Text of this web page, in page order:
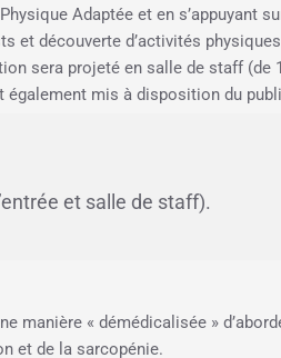
Adaptée et en s’appuyant
et découverte d’activités
sera projeté en salle de staff (de
également mis à disposition du
et salle de staff).
manière « démédicalisée »
et de la sarcopénie.